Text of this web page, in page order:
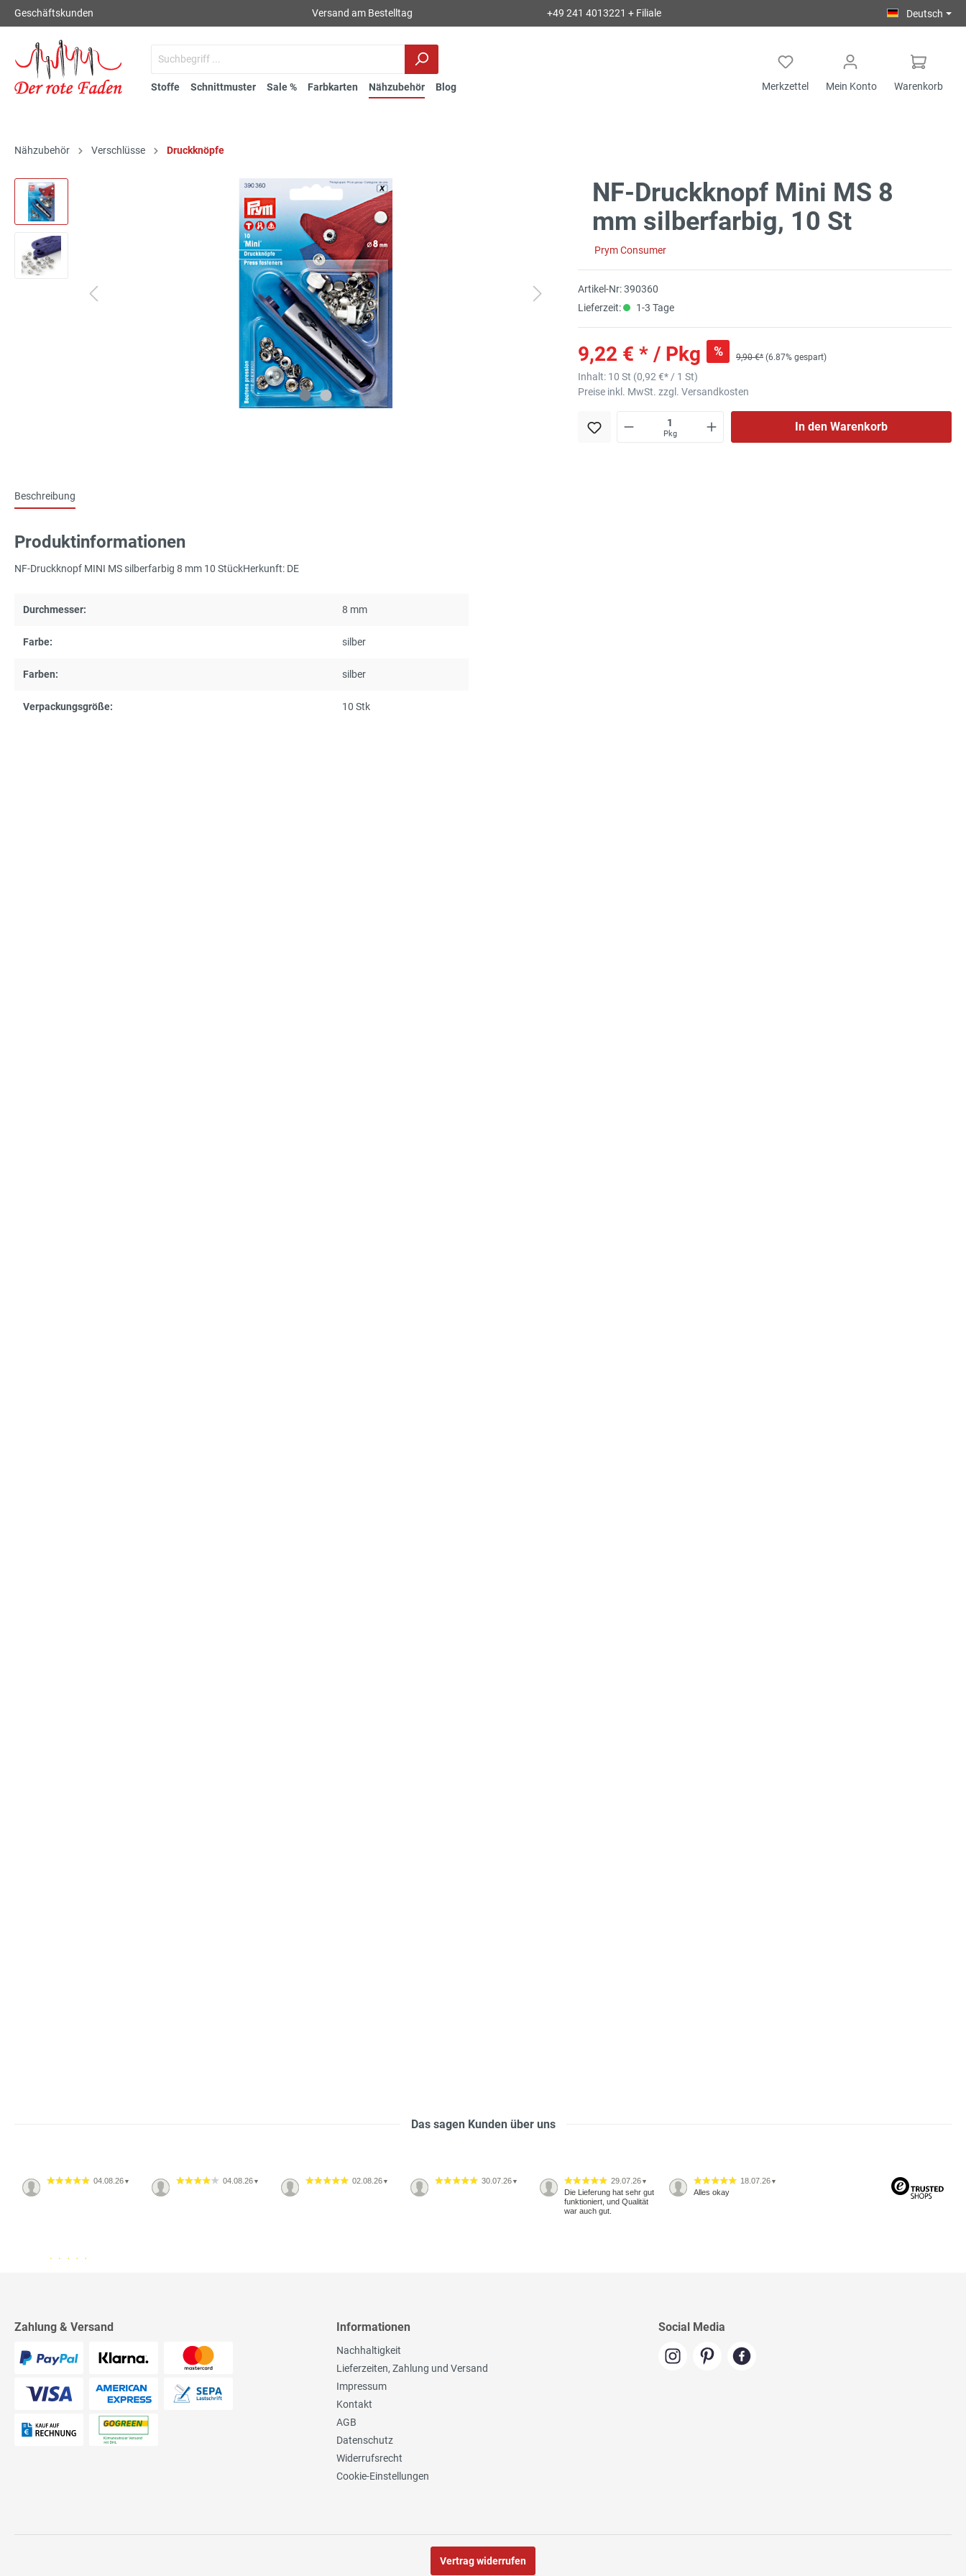
Geschäftskunden Versand am Bestelltag +49 241 4013221 + Filiale Deutsch
Stoffe Schnittmuster Sale % Farbkarten Nähzubehör Blog Merkzettel Mein Konto Warenkorb
Nähzubehör Verschlüsse Druckknöpfe
NF-Druckknopf Mini MS 8
mm silberfarbig, 10 St
Prym Consumer
Artikel-Nr:390360
Lieferzeit:
1-3 Tage
9,22 € * / Pkg % 9,90 €* (6.87% gespart)
Inhalt: 10 St (0,92 €* / 1 St)
Preise inkl. MwSt. zzgl. Versandkosten
Pkg
In den Warenkorb
Beschreibung
Produktinformationen
NF-Druckknopf MINI MS silberfarbig 8 mm 10 StückHerkunft: DE
Durchmesser: 8 mm
Farbe: silber
Farben: silber
Verpackungsgröße: 10 Stk
Das sagen Kunden über uns
04.08.26 ▼ 04.08.26 ▼ 02.08.26 ▼ 30.07.26 ▼ 29.07.26 ▼
Die Lieferung hat sehr gut
funktioniert, und Qualität
war auch gut.
18.07.26 ▼
Alles okay
Zahlung & Versand Informationen
Nachhaltigkeit
Lieferzeiten, Zahlung und Versand
Impressum
Kontakt
AGB
Datenschutz
Widerrufsrecht
Cookie-Einstellungen
Social Media
Vertrag widerrufen